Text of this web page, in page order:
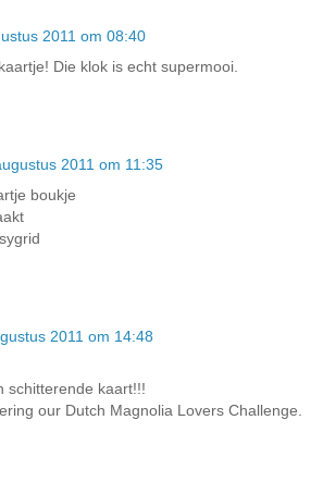
2011 om 08:40
Die klok is echt supermooi.
2011 om 11:35
boukje
2011 om 14:48
schitterende kaart!!!
our Dutch Magnolia Lovers Challenge.